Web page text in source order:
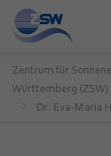
Zentrum für
Württemberg (ZSW)
Dr. Eva-Maria